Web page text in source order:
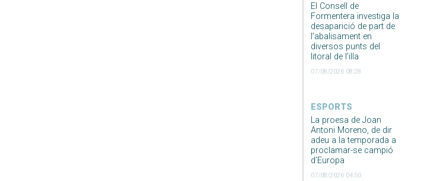
El Consell de
Formentera investiga la
desaparició de part de
l’abalisament en
diversos punts del
litoral de l’illa
07/08/2026 08:28
ESPORTS
La proesa de Joan
Antoni Moreno, de dir
adeu a la temporada a
proclamar-se campió
d’Europa
07/08/2026 04:50